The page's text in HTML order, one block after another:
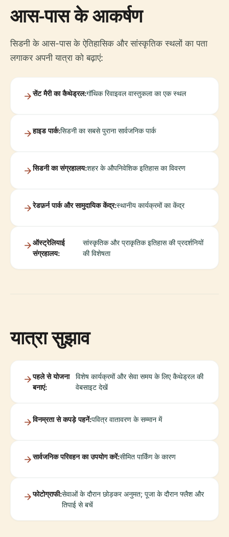
आस-पास के आकर्षण
सिडनी के आस-पास के ऐतिहासिक और सांस्कृतिक स्थलों का पता
लगाकर अपनी यात्रा को बढ़ाएं:
सेंट मैरी का कैथेड्रल:गॉथिक रिवाइवल वास्तुकला का एक स्थल
हाइड पार्क:सिडनी का सबसे पुराना सार्वजनिक पार्क
सिडनी का संग्रहालय:शहर के औपनिवेशिक इतिहास का विवरण
रेडफ़र्न पार्क और सामुदायिक केंद्र:स्थानीय कार्यक्रमों का केंद्र
ऑस्ट्रेलियाई
संग्रहालय:
सांस्कृतिक और प्राकृतिक इतिहास की प्रदर्शनियों
की विशेषता
यात्रा सुझाव
पहले से योजना
बनाएं:
विशेष कार्यक्रमों और सेवा समय के लिए कैथेड्रल की
वेबसाइट देखें
विनम्रता से कपड़े पहनें:पवित्र वातावरण के सम्मान में
सार्वजनिक परिवहन का उपयोग करें:सीमित पार्किंग के कारण
फोटोग्राफी:सेवाओं के दौरान छोड़कर अनुमत; पूजा के दौरान फ्लैश और
तिपाई से बचें